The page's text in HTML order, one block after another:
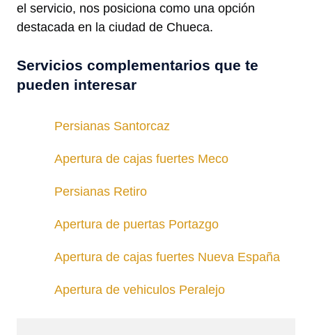
el servicio, nos posiciona como una opción
destacada en la ciudad de Chueca.
Servicios complementarios que te
pueden interesar
Persianas Santorcaz
Apertura de cajas fuertes Meco
Persianas Retiro
Apertura de puertas Portazgo
Apertura de cajas fuertes Nueva España
Apertura de vehiculos Peralejo